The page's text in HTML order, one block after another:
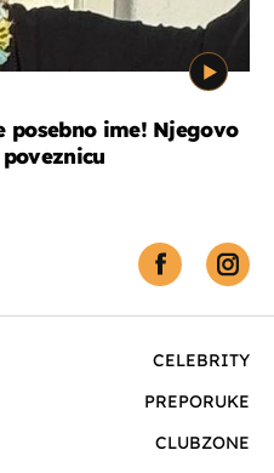
posebno ime! Njegovo
CELEBRITY
PREPORUKE
CLUBZONE